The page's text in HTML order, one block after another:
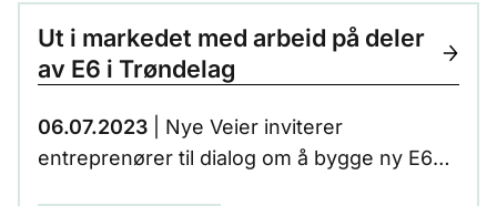
Ut i markedet med arbeid på deler
av E6 i Trøndelag
06.07.2023 | Nye Veier inviterer
entreprenører til dialog om å bygge ny E6